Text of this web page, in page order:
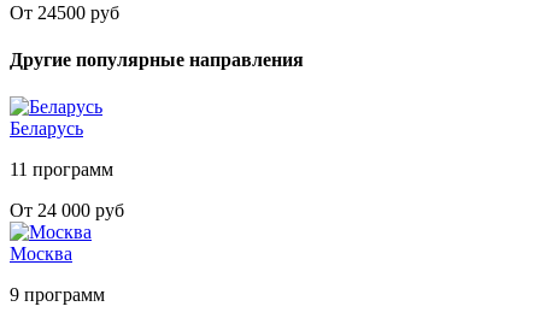
От 24500 руб
Другие популярные направления
Беларусь
11 программ
От 24 000 руб
Москва
9 программ